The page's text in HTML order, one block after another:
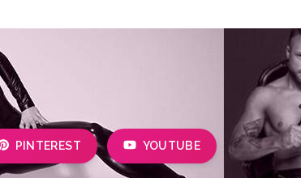
PINTEREST YOUTUBE